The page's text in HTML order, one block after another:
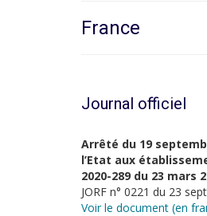
France
Journal officiel
Arrêté du 19
l’Etat aux
2020-289 du 23 mars
JORF n° 0221 du 23
Voir le document (en